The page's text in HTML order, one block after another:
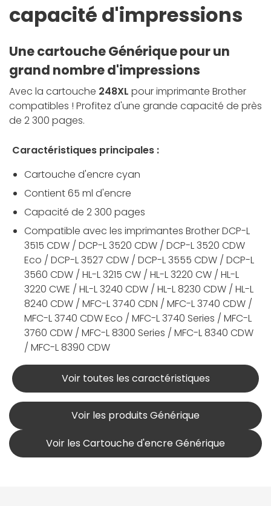
capacité d'impressions
Une cartouche Générique pour un
grand nombre d'impressions
Avec la cartouche 248XL pour imprimante Brother
compatibles ! Profitez d'une grande capacité de près
de 2 300 pages.
Caractéristiques principales :
Cartouche d'encre cyan
Contient 65 ml d'encre
Capacité de 2 300 pages
Compatible avec les imprimantes Brother DCP-L
3515 CDW / DCP-L 3520 CDW / DCP-L 3520 CDW
Eco / DCP-L 3527 CDW / DCP-L 3555 CDW / DCP-L
3560 CDW / HL-L 3215 CW / HL-L 3220 CW / HL-L
3220 CWE / HL-L 3240 CDW / HL-L 8230 CDW / HL-L
8240 CDW / MFC-L 3740 CDN / MFC-L 3740 CDW /
MFC-L 3740 CDW Eco / MFC-L 3740 Series / MFC-L
3760 CDW / MFC-L 8300 Series / MFC-L 8340 CDW
/ MFC-L 8390 CDW
Voir toutes les caractéristiques
Voir les produits Générique
Voir les Cartouche d'encre Générique